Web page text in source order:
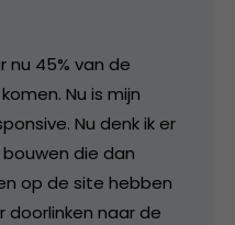
nu 45% van de
Nu is mijn
Nu denk ik er
die dan
op de site hebben
doorlinken naar de